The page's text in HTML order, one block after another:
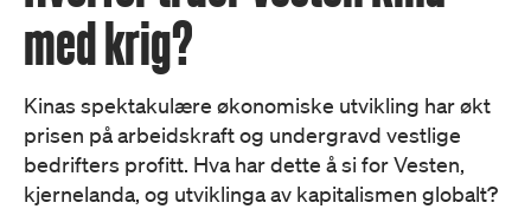
med krig?
Kinas spektakulære økonomiske utvikling har økt
prisen på arbeidskraft og undergravd vestlige
bedrifters profitt. Hva har dette å si for Vesten,
kjernelanda, og utviklinga av kapitalismen globalt?